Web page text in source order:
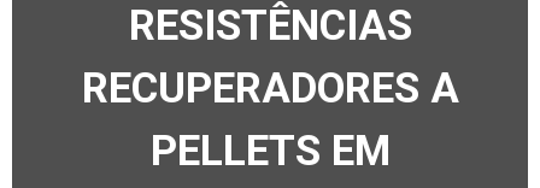
RESISTÊNCIAS
RECUPERADORES A
PELLETS EM